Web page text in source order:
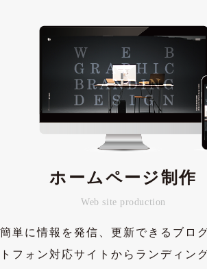
ホームページ制作
Web site production
単に情報を発信、更新できるブロ
フォン対応サイトからランディン